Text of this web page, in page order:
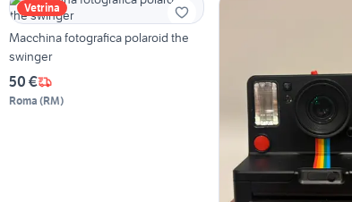
Vetrina
Macchina fotografica polaroid the
swinger
50 €
Roma (RM)